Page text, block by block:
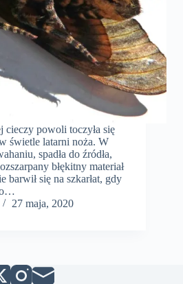
cieczy powoli toczyła się
świetle latarni noża. W
spadła do źródła,
błękitny materiał
barwił się na szkarłat, gdy
27 maja, 2020